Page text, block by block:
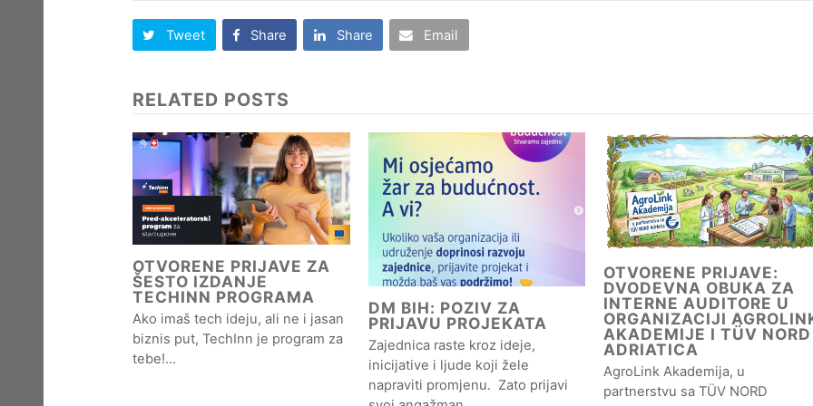
Tweet Share Share Email
RELATED POSTS
OTVORENE PRIJAVE ZA
ŠESTO IZDANJE
TECHINN PROGRAMA
Ako imaš tech ideju, ali ne i jasan
biznis put, TechInn je program za
tebe!…
DM BIH: POZIV ZA
PRIJAVU PROJEKATA
Zajednica raste kroz ideje,
inicijative i ljude koji žele
napraviti promjenu. Zato prijavi
OTVORENE PRIJAVE:
DVODEVNA OBUKA ZA
INTERNE AUDITORE U
ORGANIZACIJI
AKADEMIJE I TÜV NORD
ADRIATICA
AgroLink Akademija, u
partnerstvu sa TÜV NORD